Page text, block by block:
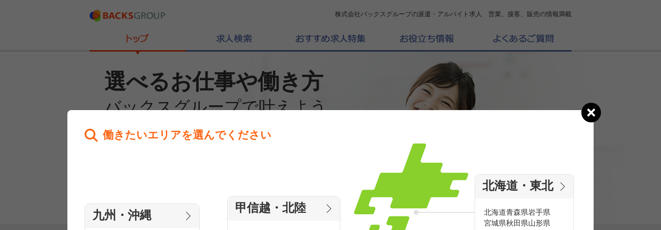
株式会社バックスグループの派遣・アルバイト求人 営業、接客、販売の情報満載
選べるお仕事や働き方
バックスグループで叶えよう
働きたいエリアを選んでください
エリアの
働きたいエリアを選んでください
北海道・東北
北海道青森県岩手県
宮城県秋田県山形県
九州・沖縄
甲信越・北陸